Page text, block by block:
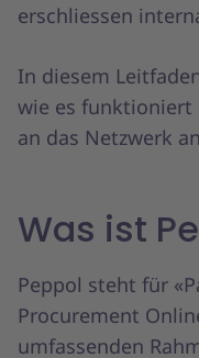
erschliessen
In diesem
wie es funktioniert
an das Netzwerk
Was ist
Peppol steht für
Procurement
umfassenden